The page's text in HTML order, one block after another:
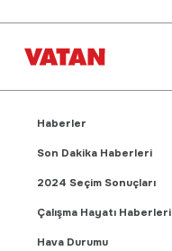
Haberler
Son Dakika Haberleri
2024 Seçim Sonuçları
Çalışma Hayatı Haberleri
Hava Durumu